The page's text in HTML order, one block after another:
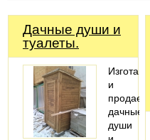
Дачные души и
туалеты.
и
продаем
дачные
души